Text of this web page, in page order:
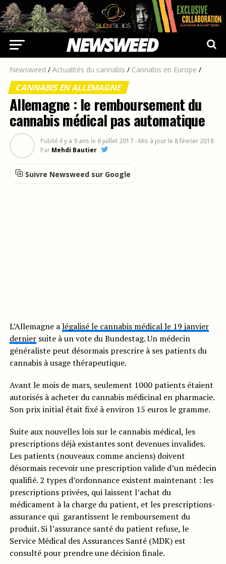
Newsweed / Actualités du cannabis / Cannabis en Europe /
CANNABIS EN ALLEMAGNE
Allemagne : le remboursement du
cannabis médical pas automatique
Publié il y a 9 ans le 6 juillet 2017 - Mis à jour le 8 février 2018
Par Mehdi Bautier
Suivre Newsweed sur Google
L’Allemagne alégalisé le cannabis médical le 19 janvier
derniersuite à un vote du Bundestag. Un médecin
généraliste peut désormais prescrire à ses patients du
cannabis à usage thérapeutique.
Avant le mois de mars, seulement 1000 patients étaient
autorisés à acheter du cannabis médicinal en pharmacie.
Son prix initial était fixé à environ 15 euros le gramme.
Suite aux nouvelles lois sur le cannabis médical, les
prescriptions déjà existantes sont devenues invalides.
Les patients (nouveaux comme anciens) doivent
désormais recevoir une prescription valide d’un médecin
qualifié. 2 types d’ordonnance existent maintenant : les
prescriptions privées, qui laissent l’achat du
médicament à la charge du patient, et les prescriptions-
assurance qui garantissent le remboursement du
produit. Si l’assurance santé du patient refuse, le
Service Médical des Assurances Santé (MDK) est
consulté pour prendre une décision finale.